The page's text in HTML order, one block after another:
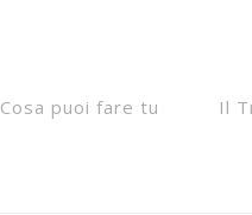
Cosa puoi fare tu Il